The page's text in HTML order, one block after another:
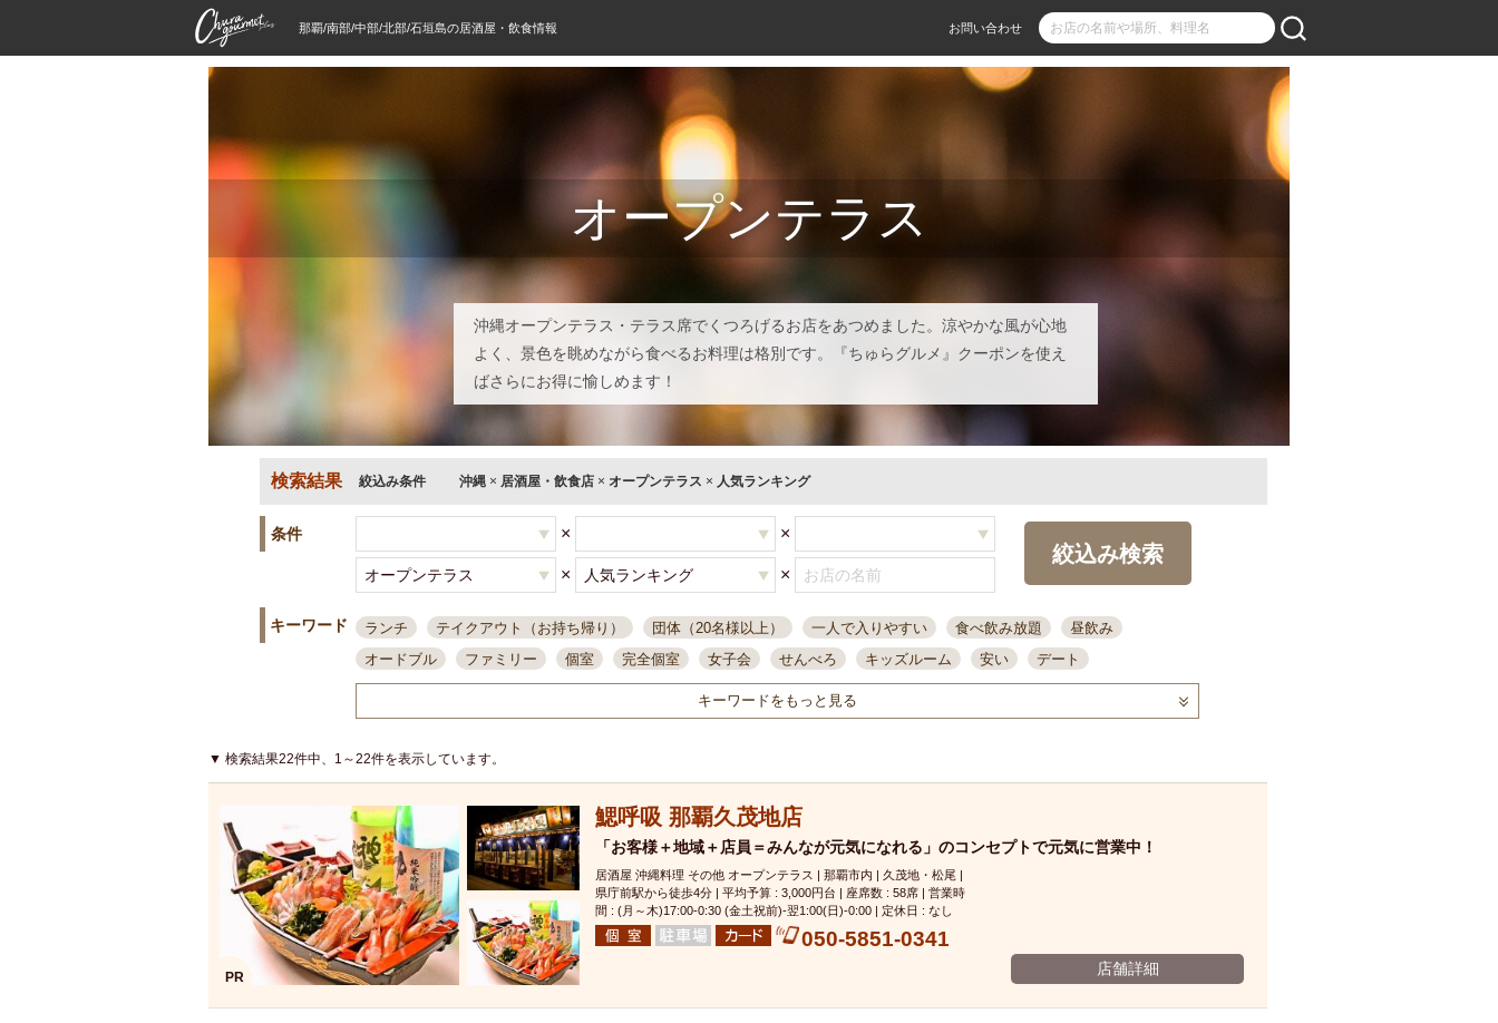
那覇/南部/中部/北部/石垣島の居酒屋・飲食情報 お問い合わせ
オープンテラス
沖縄オープンテラス・テラス席でくつろげるお店をあつめました。涼やかな風が心地
よく、景色を眺めながら食べるお料理は格別です。『ちゅらグルメ』クーポンを使え
ばさらにお得に愉しめます！
検索結果 絞込み条件 沖縄 × 居酒屋・飲食店 × オープンテラス × 人気ランキング
条件 × ×
× ×
絞込み検索
キーワード ランチ テイクアウト（お持ち帰り） 団体（20名様以上） 一人で入りやすい 食べ飲み放題
昼飲み
オードブル
ファミリー 個室 完全個室 女子会 せんべろ キッズルーム 安い
デート
一人飲み 誕生日 大人数
接待・会食
ちょい飲み コスパ最高 肉料理 模合 インスタ映え 座敷席 記念日 泡盛
喫煙可
結婚式二次会
朝まで営業
夜10時以降入店可
県産魚 焼鳥 忘年会コース レモンサワー 観光客に人気 大部屋30名
カウンター
貸切可
大部屋20名 落ち着いた空間 4000円台コース 合コン
カード可
厳選日本酒 鮮魚 大衆酒場 ノンアルコールビール ウィスキー テレビ 飲み会
掘りごたつ
3000円台コース
ピザ 焼酎 カラオケ デリバリー 寿司 クリスマス 和食
アサヒスーパードライ
県庁前駅周辺 大部屋40名 旭橋駅周辺 沖縄料理 スイーツ
大部屋50名以上～
オリオン 海ぶどう パスタ 民謡・生演奏 気軽に一杯
ハッピーアワー
アグー豚
キーワードをもっと見る
▼ 検索結果22件中、1～22件を表示しています。
PR
鰓呼吸 那覇久茂地店
「お客様＋地域＋店員＝みんなが元気になれる」のコンセプトで元気に営業中！
居酒屋 沖縄料理 その他 オープンテラス | 那覇市内 | 久茂地・松尾 |
県庁前駅から徒歩4分 | 平均予算 : 3,000円台 | 座席数 : 58席 | 営業時
間 : (月～木)17:00-0:30 (金土祝前)‐翌1:00(日)‐0:00 | 定休日 : なし
050-5851-0341
店舗詳細